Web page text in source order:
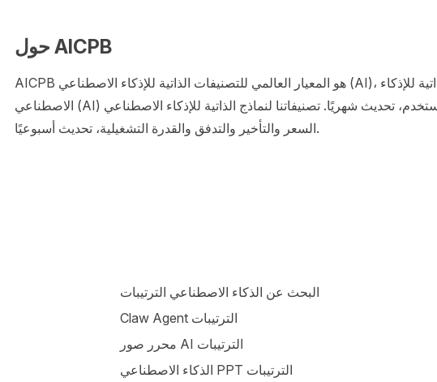
حول AICPB
AICPB هو المعيار العالمي للتصنيفات الذاتية للإذكاء الاصطناعي (AI)، تصنيفاتنا لأمنتجات الذاتية للإذكاء
الاصطناعي (AI) حسب المستخدم، تحديث شهريًا. تصنيفاتنا لنماذج الذاتية للإذكاء الاصطناعي (AI) حسب
السعر والتأخير والتدفق والقدرة التشغيلية، تحديث أسبوعيًا.
البحث عن الذكاء الاصطناعي الترتيبات
Claw Agent الترتيبات
محرر صور AI الترتيبات
الذكاء الاصطناعي PPT الترتيبات